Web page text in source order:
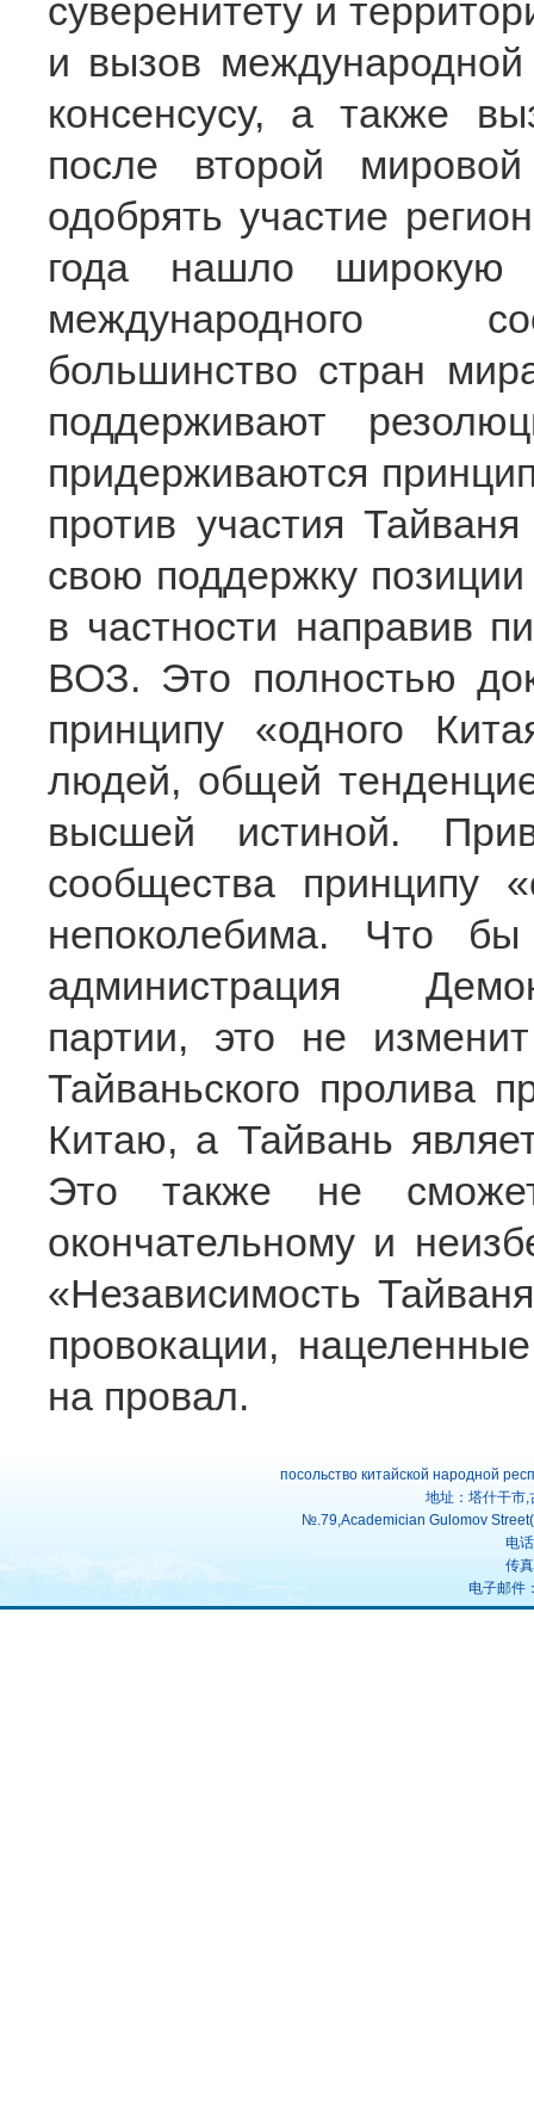
суверенитету и
и вызов
консенсусу, а также
после второй
одобрять участие
года нашло
международного
большинство стран
поддерживают
придерживаются
против участия
свою поддержку
в частности направив
ВОЗ. Это полностью
принципу «одного
людей, общей
высшей истиной.
сообщества принципу
непоколебима. Что
администрация
партии, это не
Тайваньского пролива
Китаю, а Тайвань
Это также не
окончательному и
«Независимость
провокации,
на провал.
посольство китайской народной
地址：塔什干市
№.79,Academician Gulomov
电
传
电子邮件